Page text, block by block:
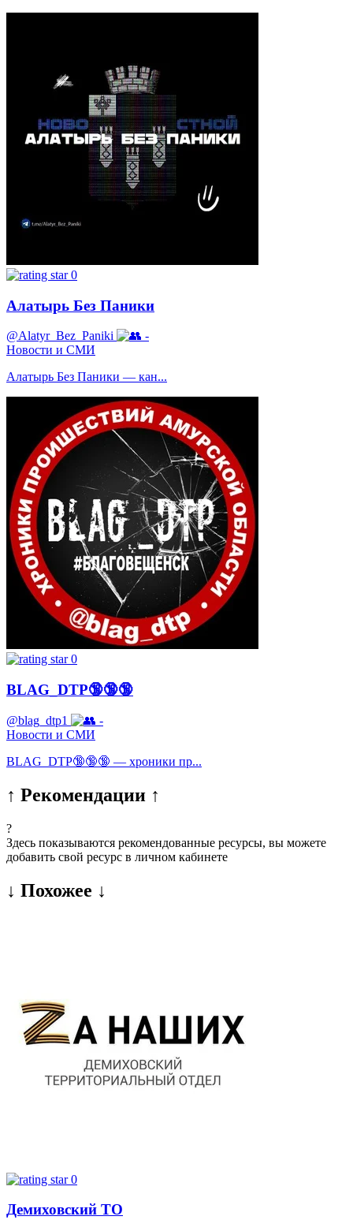
0
Алатырь Без Паники
@Alatyr_Bez_Paniki
-
Новости и СМИ
Алатырь Без Паники — кан...
0
BLAG_DTP🔞🔞🔞
@blag_dtp1
-
Новости и СМИ
BLAG_DTP🔞🔞🔞 — хроники пр...
↑ Рекомендации ↑
?
Здесь показываются рекомендованные ресурсы, вы можете
добавить свой ресурс в личном кабинете
↓ Похожее ↓
0
Демиховский ТО